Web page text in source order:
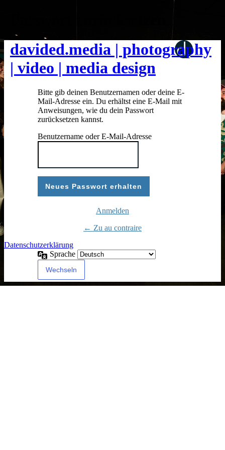
davided.media | photography
| video | media design
Bitte gib deinen Benutzernamen oder deine E-
Mail-Adresse ein. Du erhältst eine E-Mail mit
Anweisungen, wie du dein Passwort
zurücksetzen kannst.
Benutzername oder E-Mail-Adresse
Anmelden
← Zu au contraire
Datenschutzerklärung
Sprache